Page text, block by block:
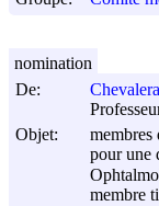
De:
Objet:
membres
pour une
membre
nomination